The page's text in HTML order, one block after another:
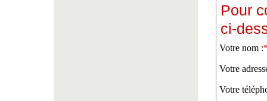
Pour
ci-
Votre nom :
Votre
Votre